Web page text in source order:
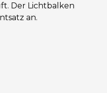
Der Lichtbalken
an.